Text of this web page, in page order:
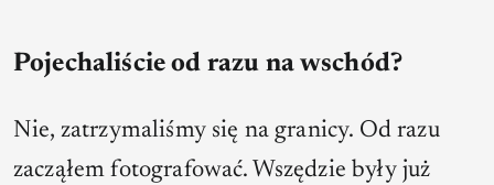
Pojechaliście od razu na wschód?
Nie, zatrzymaliśmy się na granicy. Od razu
zacząłem fotografować. Wszędzie były już